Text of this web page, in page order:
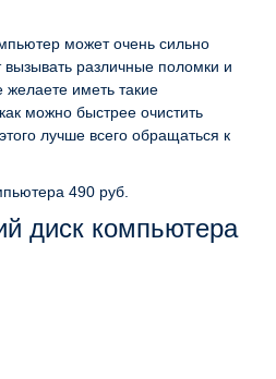
может очень сильно
вызывать различные поломки и
желаете иметь такие
можно быстрее очистить
лучше всего обращаться к
490 руб.
диск компьютера